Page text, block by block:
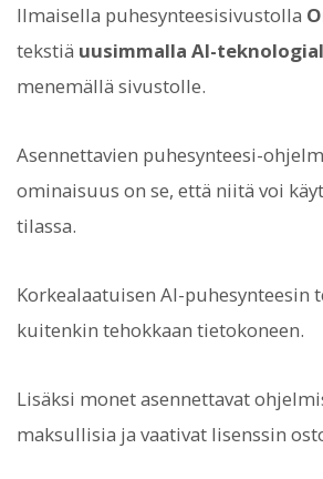
Ilmaisella puhesynteesisivustolla
tekstiä uusimmalla AI-
menemällä sivustolle.
Asennettavien puhesynteesi-
ominaisuus on se, että niitä voi
tilassa.
Korkealaatuisen AI-puhesynteesin
kuitenkin tehokkaan tietokoneen.
Lisäksi monet asennettavat
maksullisia ja vaativat lisenssin